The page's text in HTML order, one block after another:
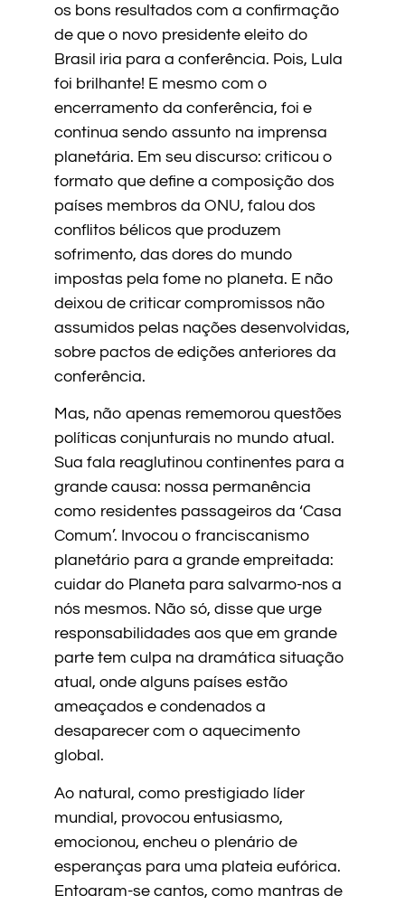
os bons resultados com a confirmação
de que o novo presidente eleito do
Brasil iria para a conferência. Pois, Lula
foi brilhante! E mesmo com o
encerramento da conferência, foi e
continua sendo assunto na imprensa
planetária. Em seu discurso: criticou o
formato que define a composição dos
países membros da ONU, falou dos
conflitos bélicos que produzem
sofrimento, das dores do mundo
impostas pela fome no planeta. E não
deixou de criticar compromissos não
assumidos pelas nações desenvolvidas,
sobre pactos de edições anteriores da
conferência.
Mas, não apenas rememorou questões
políticas conjunturais no mundo atual.
Sua fala reaglutinou continentes para a
grande causa: nossa permanência
como residentes passageiros da ‘Casa
Comum’. Invocou o franciscanismo
planetário para a grande empreitada:
cuidar do Planeta para salvarmo-nos a
nós mesmos. Não só, disse que urge
responsabilidades aos que em grande
parte tem culpa na dramática situação
atual, onde alguns países estão
ameaçados e condenados a
desaparecer com o aquecimento
global.
Ao natural, como prestigiado líder
mundial, provocou entusiasmo,
emocionou, encheu o plenário de
esperanças para uma plateia eufórica.
Entoaram-se cantos, como mantras de